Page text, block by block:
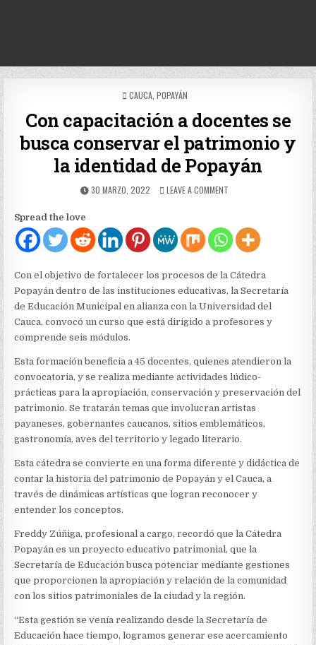
POSTED
CAUCA, POPAYÁN
Con capacitación a docentes se
busca conservar el patrimonio y
la identidad de Popayán
PUBLISHED
30 MARZO, 2022 LEAVE A COMMENT
DOCENTES
SE
CONSERVAR
EL
PATRIMONIO
Y
LA
POPAYÁN
Spread the love
Con el objetivo de fortalecer los procesos de la Cátedra
Popayán dentro de las instituciones educativas, la Secretaría
de Educación Municipal en alianza con la Universidad del
Cauca, convocó un curso que está dirigido a profesores y
comprende seis módulos.
Esta formación beneficia a 45 docentes, quienes atendieron la
convocatoria, y se realiza mediante actividades lúdico-
prácticas para la apropiación, conservación y preservación del
patrimonio. Se tratarán temas que involucran artistas
payaneses, gobernantes caucanos, sitios emblemáticos,
gastronomía, aves del territorio y legado literario.
Esta cátedra se convierte en una forma diferente y didáctica de
contar la historia del patrimonio de Popayán y el Cauca, a
través de dinámicas artísticas que logran reconocer y
entender los conceptos.
Freddy Zúñiga, profesional a cargo, recordó que la Cátedra
Popayán es un proyecto educativo patrimonial, que la
Secretaría de Educación busca potenciar mediante gestiones
que proporcionen la apropiación y relación de la comunidad
con los sitios patrimoniales de la ciudad y la región.
“Esta gestión se venía realizando desde la Secretaría de
Educación hace tiempo, logramos generar ese acercamiento